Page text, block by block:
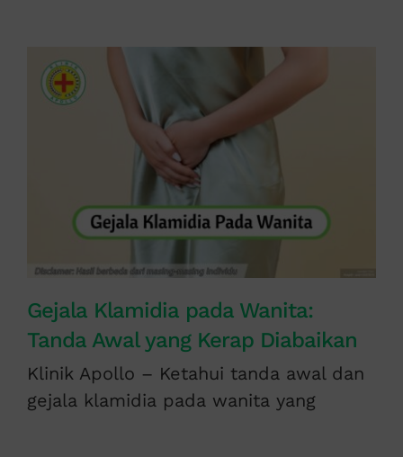
Gejala Klamidia pada Wanita:
Tanda Awal yang Kerap Diabaikan
Klinik Apollo – Ketahui tanda awal dan
gejala klamidia pada wanita yang